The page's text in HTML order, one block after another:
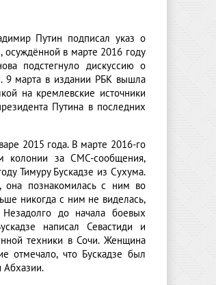
Путин подписал указ о
осуждённой в марте 2016 году
подстегнуло дискуссию о
9 марта в издании РБК вышла
на кремлевские источники
Путина в последних
2015 года. В марте 2016-го
колонии за СМС-сообщения,
Тимуру Бускадзе из Сухума.
познакомилась с ним во
никогда с ним не виделась,
до начала боевых
написал Севастиди и
техники в Сочи. Женщина
отмечало, что Бускадзе был
Абхазии.